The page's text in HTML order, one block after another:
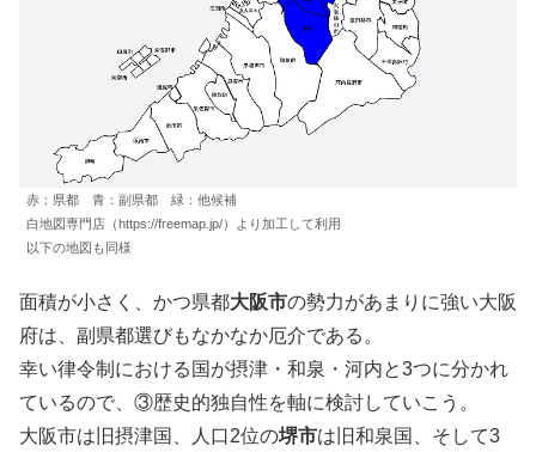
赤：県都 青：副県都 緑：他候補
白地図専門店（https://freemap.jp/）より加工して利用
以下の地図も同様
面積が小さく、かつ県都大阪市の勢力があまりに強い大阪
府は、副県都選びもなかなか厄介である。
幸い律令制における国が摂津・和泉・河内と3つに分かれ
ているので、③歴史的独自性を軸に検討していこう。
大阪市は旧摂津国、人口2位の堺市は旧和泉国、そして3